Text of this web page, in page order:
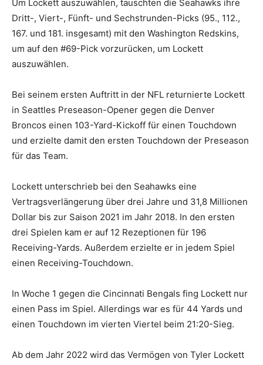
Um Lockett auszuwählen, tauschten die Seahawks ihre
Dritt-, Viert-, Fünft- und Sechstrunden-Picks (95., 112.,
167. und 181. insgesamt) mit den Washington Redskins,
um auf den #69-Pick vorzurücken, um Lockett
auszuwählen.
Bei seinem ersten Auftritt in der NFL returnierte Lockett
in Seattles Preseason-Opener gegen die Denver
Broncos einen 103-Yard-Kickoff für einen Touchdown
und erzielte damit den ersten Touchdown der Preseason
für das Team.
Lockett unterschrieb bei den Seahawks eine
Vertragsverlängerung über drei Jahre und 31,8 Millionen
Dollar bis zur Saison 2021 im Jahr 2018. In den ersten
drei Spielen kam er auf 12 Rezeptionen für 196
Receiving-Yards. Außerdem erzielte er in jedem Spiel
einen Receiving-Touchdown.
In Woche 1 gegen die Cincinnati Bengals fing Lockett nur
einen Pass im Spiel. Allerdings war es für 44 Yards und
einen Touchdown im vierten Viertel beim 21:20-Sieg.
Ab dem Jahr 2022 wird das Vermögen von Tyler Lockett